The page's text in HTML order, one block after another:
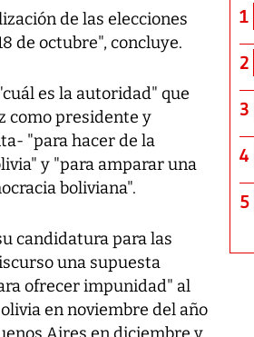
de las elecciones
de octubre", concluye.
es la autoridad" que
como presidente y
"para hacer de la
y "para amparar una
boliviana".
candidatura para las
una supuesta
ofrecer impunidad" al
en noviembre del año
Aires en diciembre y
1
2
3
4
5